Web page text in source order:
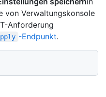
von Verwaltungskonsole
Anforderung
-Endpunkt.